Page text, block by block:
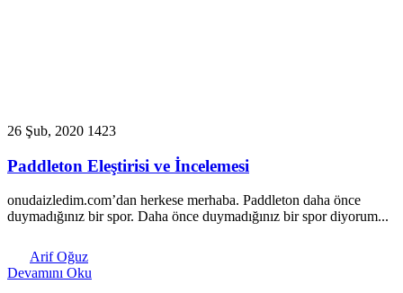
26 Şub, 2020 1423
Paddleton Eleştirisi ve İncelemesi
onudaizledim.com’dan herkese merhaba. Paddleton daha önce
duymadığınız bir spor. Daha önce duymadığınız bir spor diyorum...
Arif Oğuz
Devamını Oku